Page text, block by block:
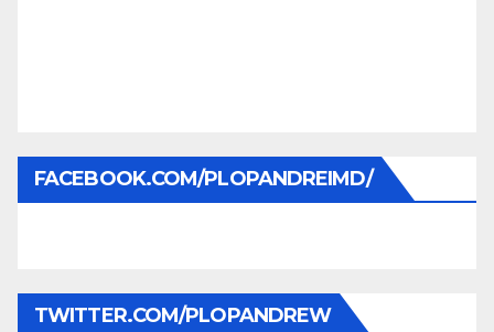
FACEBOOK.COM/PLOPANDREIMD/
TWITTER.COM/PLOPANDREW